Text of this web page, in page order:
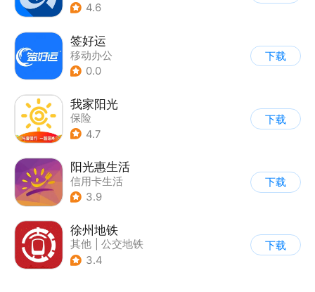
4.6
签好运
移动办公
0.0
下载
我家阳光
保险
4.7
下载
阳光惠生活
信用卡生活
3.9
下载
徐州地铁
其他
公交地铁
3.4
下载